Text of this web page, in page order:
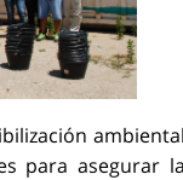
para asegurar